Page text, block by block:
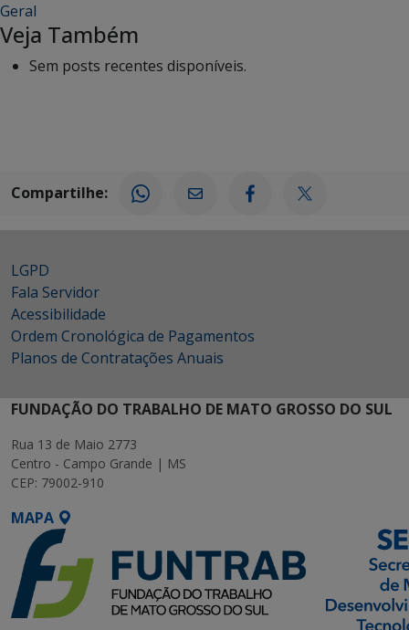
Geral
Veja Também
Sem posts recentes disponíveis.
Compartilhe:
LGPD
Fala Servidor
Acessibilidade
Ordem Cronológica de Pagamentos
Planos de Contratações Anuais
FUNDAÇÃO DO TRABALHO DE MATO GROSSO DO SUL
Rua 13 de Maio 2773
Centro - Campo Grande | MS
CEP: 79002-910
MAPA